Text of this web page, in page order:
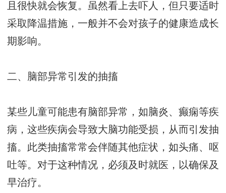
且很快就会恢复。虽然看上去吓人，但只要适时
采取降温措施，一般并不会对孩子的健康造成长
期影响。
二、脑部异常引发的抽搐
某些儿童可能患有脑部异常，如脑炎、癫痫等疾
病，这些疾病会导致大脑功能受损，从而引发抽
搐。此类抽搐常常会伴随其他症状，如头痛、呕
吐等。对于这种情况，必须及时就医，以确保及
早治疗。